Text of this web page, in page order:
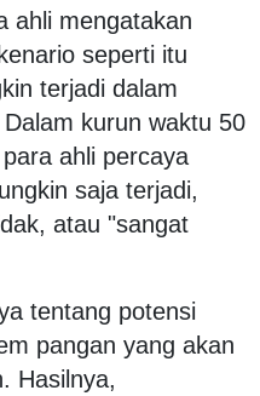
ahli mengatakan
seperti itu
terjadi dalam
kurun waktu 50
ahli percaya
saja terjadi,
atau "sangat
tentang potensi
pangan yang akan
Hasilnya,